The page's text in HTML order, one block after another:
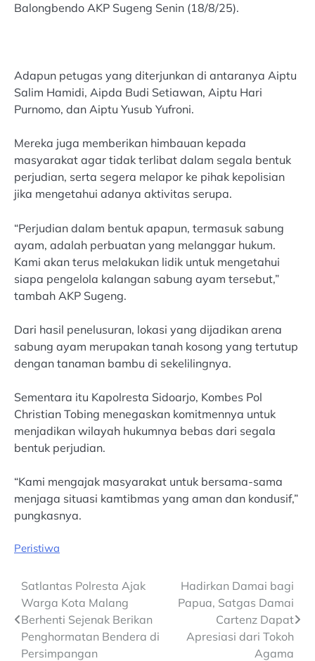
Balongbendo AKP Sugeng Senin (18/8/25).
Adapun petugas yang diterjunkan di antaranya Aiptu
Salim Hamidi, Aipda Budi Setiawan, Aiptu Hari
Purnomo, dan Aiptu Yusub Yufroni.
Mereka juga memberikan himbauan kepada
masyarakat agar tidak terlibat dalam segala bentuk
perjudian, serta segera melapor ke pihak kepolisian
jika mengetahui adanya aktivitas serupa.
“Perjudian dalam bentuk apapun, termasuk sabung
ayam, adalah perbuatan yang melanggar hukum.
Kami akan terus melakukan lidik untuk mengetahui
siapa pengelola kalangan sabung ayam tersebut,”
tambah AKP Sugeng.
Dari hasil penelusuran, lokasi yang dijadikan arena
sabung ayam merupakan tanah kosong yang tertutup
dengan tanaman bambu di sekelilingnya.
Sementara itu Kapolresta Sidoarjo, Kombes Pol
Christian Tobing menegaskan komitmennya untuk
menjadikan wilayah hukumnya bebas dari segala
bentuk perjudian.
“Kami mengajak masyarakat untuk bersama-sama
menjaga situasi kamtibmas yang aman dan kondusif,”
pungkasnya.
Peristiwa
Post
navigation
Satlantas Polresta Ajak
Warga Kota Malang
Berhenti Sejenak Berikan
Penghormatan Bendera di
Persimpangan
Hadirkan Damai bagi
Papua, Satgas Damai
Cartenz Dapat
Apresiasi dari Tokoh
Agama